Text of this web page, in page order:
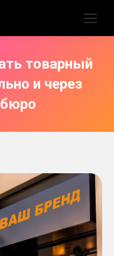
товарный
и через
бюро